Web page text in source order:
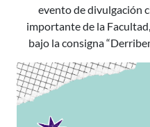
evento de divulgación
importante de la
bajo la consigna